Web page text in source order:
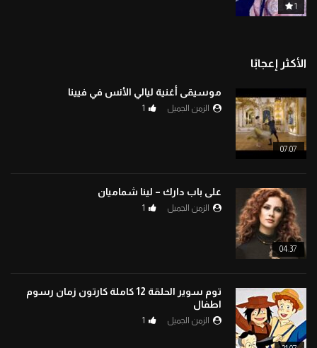
1
الأكثر إعجابًا
07:07
موسيقى أغنية ليالي الأنس في فيينا
الزمن الجميل 1
04:37
على باب دارك – لينا شماميان
الزمن الجميل 1
توم سوير الحلقة 12 كاملة كارتون زمان رسوم
اطفال
الزمن الجميل 1